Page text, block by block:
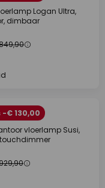
Logan Ultra,
dimbaar
€ 130,00
vloerlamp Susi,
touchdimmer